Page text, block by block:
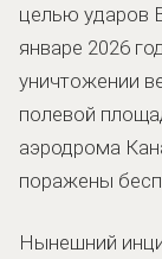
целью ударов
январе 2026
уничтожении
полевой
аэродрома
поражены
Нынешний